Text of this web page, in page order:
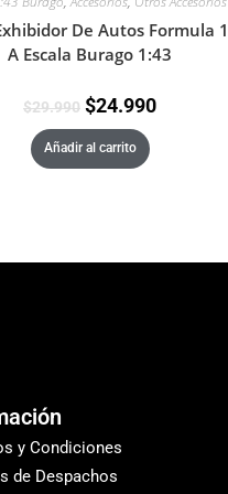
De Autos Formula 1
A Escala Burago 1:43
$29.990 $24.990
Añadir al carrito
y Condiciones
de Despachos